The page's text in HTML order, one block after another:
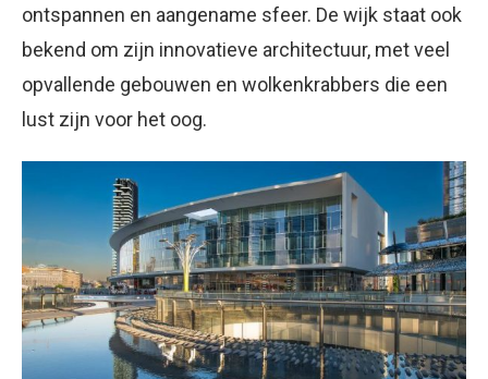
ontspannen en aangename sfeer. De wijk staat ook
bekend om zijn innovatieve architectuur, met veel
opvallende gebouwen en wolkenkrabbers die een
lust zijn voor het oog.